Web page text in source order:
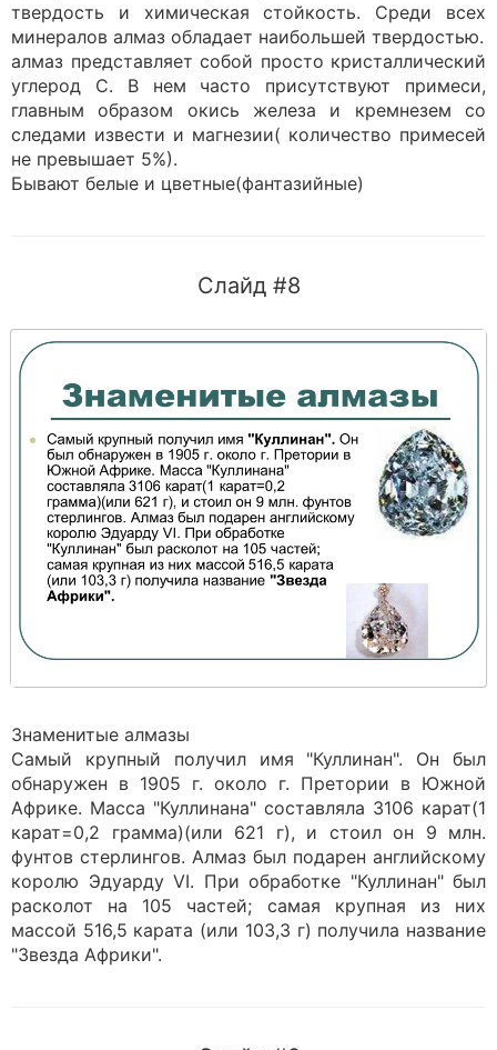
твердость и химическая стойкость. Среди всех
минералов алмаз обладает наибольшей твердостью.
алмаз представляет собой просто кристаллический
углерод С. В нем часто присутствуют примеси,
главным образом окись железа и кремнезем со
следами извести и магнезии( количество примесей
не превышает 5%).
Бывают белые и цветные(фантазийные)
Слайд #8
Знаменитые алмазы
Самый крупный получил имя "Куллинан". Он был
обнаружен в 1905 г. около г. Претории в Южной
Африке. Масса "Куллинана" составляла 3106 карат(1
карат=0,2 грамма)(или 621 г), и стоил он 9 млн.
фунтов стерлингов. Алмаз был подарен английскому
королю Эдуарду VI. При обработке "Куллинан" был
расколот на 105 частей; самая крупная из них
массой 516,5 карата (или 103,3 г) получила название
"Звезда Африки".